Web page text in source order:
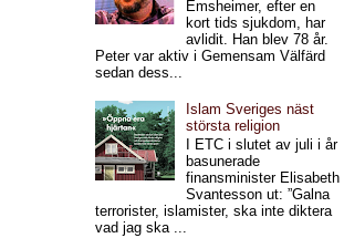
Emsheimer, efter en
kort tids sjukdom, har
avlidit. Han blev 78 år.
Peter var aktiv i Gemensam Välfärd
sedan dess...
Islam Sveriges näst
största religion
I ETC i slutet av juli i år
basunerade
finansminister Elisabeth
Svantesson ut: ”Galna
terrorister, islamister, ska inte diktera
vad jag ska ...